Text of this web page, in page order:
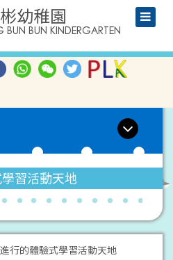
幼稚園
BUN KINDERGARTEN
習活動天地
行的體驗式學習活動天地